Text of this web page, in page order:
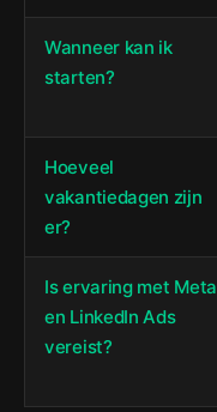
Wanneer kan ik
starten?
Hoeveel
vakantiedagen zijn
er?
Is ervaring met Meta
en LinkedIn Ads
vereist?